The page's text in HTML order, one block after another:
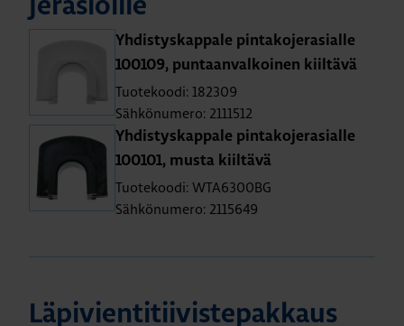
je­rasioil­le
Yh­dis­tys­kap­pa­le pin­ta­ko­je­ra­sial­le
100109, pun­taan­val­koi­nen kiil­tä­vä
Tuotekoodi: 182309
Sähkönumero: 2111512
Yh­dis­tys­kap­pa­le pin­ta­ko­je­ra­sial­le
100101, musta kiil­tä­vä
Tuotekoodi: WTA6300BG
Sähkönumero: 2115649
Lä­pi­vien­ti­tii­vis­te­pak­kaus